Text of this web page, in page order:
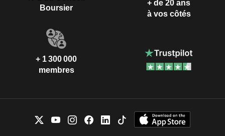
Boursier
+ de 20 ans
à vos côtés
+ 1 300 000
membres